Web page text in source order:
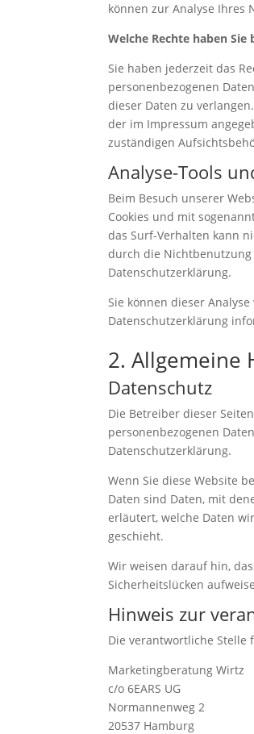
können zur Analyse Ihres
Welche Rechte haben
Sie haben jederzeit das
personenbezogenen
dieser Daten zu
der im Impressum
zuständigen
Analyse-Tools
Beim Besuch unserer
Cookies und mit
das Surf-Verhalten kann
durch die
Datenschutzerklärung.
Sie können dieser
Datenschutzerklärung
2. Allgemeine
Datenschutz
Die Betreiber dieser
personenbezogenen
Datenschutzerklärung.
Wenn Sie diese Website
Daten sind Daten, mit
erläutert, welche Daten
geschieht.
Wir weisen darauf hin,
Sicherheitslücken
Hinweis zur
Die verantwortliche Stelle
Marketingberatung Wirtz
c/o 6EARS UG
Normannenweg 2
20537 Hamburg